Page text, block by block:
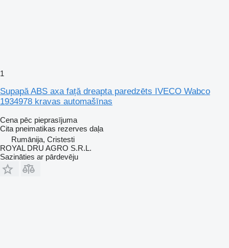
1
Supapă ABS axa față dreapta paredzēts IVECO Wabco
1934978 kravas automašīnas
Cena pēc pieprasījuma
Cita pneimatikas rezerves daļa
Rumānija, Cristesti
ROYAL DRU AGRO S.R.L.
Sazināties ar pārdevēju